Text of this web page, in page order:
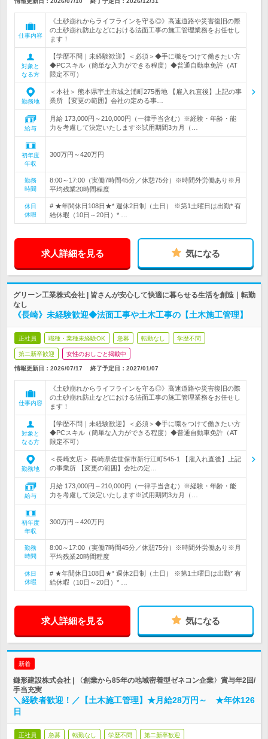
仕事内容
《土砂崩れからライフラインを守る◎》高速道路や災害復旧の際
の土砂崩れ防止などにおける法面工事の施工管理業務をお任せし
ます！
対象と
なる方
【学歴不問｜未経験歓迎】＜必須＞◆手に職をつけて働きたい方
◆PCスキル（簡単な入力ができる程度）◆普通自動車免許（AT
限定不可）
勤務地
＜本社＞ 熊本県宇土市城之浦町275番地 【雇入れ直後】上記の事
業所 【変更の範囲】会社の定める事…
給与
月給 173,000円～210,000円（一律手当含む）※経験・年齢・能
力を考慮して決定いたします※試用期間3カ月（…
初年度
年収
300万円～420万円
勤務
時間
8:00～17:00（実働7時間45分／休憩75分）※時間外労働あり※月
平均残業20時間程度
休日
休暇
# ★年間休日108日★* 週休2日制（土日） ※第1土曜日は出勤* 有
給休暇（10日～20日）* …
求人詳細を見る 気になる
グリーン工業株式会社 | 皆さんが安心して快適に暮らせる生活を創造｜転勤
なし
《長崎》未経験歓迎◆法面工事や土木工事の【土木施工管理】
正社員 職種・業種未経験OK 急募 転勤なし 学歴不問
第二新卒歓迎 女性のおしごと掲載中
情報更新日：2026/07/17 終了予定日： 2027/01/07
仕事内容
《土砂崩れからライフラインを守る◎》高速道路や災害復旧の際
の土砂崩れ防止などにおける法面工事の施工管理業務をお任せし
ます！
対象と
なる方
【学歴不問｜未経験歓迎】＜必須＞◆手に職をつけて働きたい方
◆PCスキル（簡単な入力ができる程度）◆普通自動車免許（AT
限定不可）
勤務地
＜長崎支店＞ 長崎県佐世保市新行江町545-1 【雇入れ直後】上記
の事業所 【変更の範囲】会社の定…
給与
月給 173,000円～210,000円（一律手当含む）※経験・年齢・能
力を考慮して決定いたします※試用期間3カ月（…
初年度
年収
300万円～420万円
勤務
時間
8:00～17:00（実働7時間45分／休憩75分）※時間外労働あり※月
平均残業20時間程度
休日
休暇
# ★年間休日108日★* 週休2日制（土日） ※第1土曜日は出勤* 有
給休暇（10日～20日）* …
求人詳細を見る 気になる
新着
鎌形建設株式会社 | 〈創業から85年の地域密着型ゼネコン企業〉賞与年2回/
手当充実
＼経験者歓迎！／【土木施工管理】★月給28万円～ ★年休126
日
正社員 急募 転勤なし 学歴不問 第二新卒歓迎